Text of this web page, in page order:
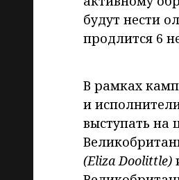
будут нести
продлится 6
В рамках
и
выступать на
(ElizaDoolittle)